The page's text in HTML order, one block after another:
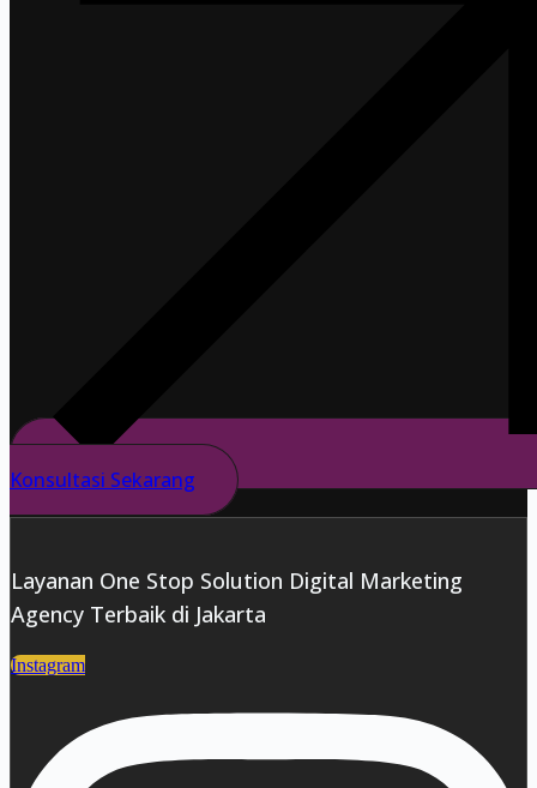
Konsultasi Sekarang
Layanan One Stop Solution Digital Marketing
Agency Terbaik di Jakarta
Instagram